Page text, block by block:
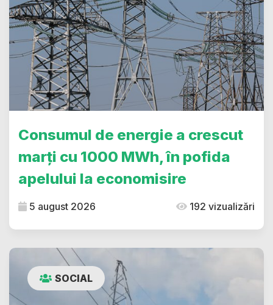
Consumul de energie a crescut
marți cu 1000 MWh, în pofida
apelului la economisire
5 august 2026 192 vizualizări
SOCIAL